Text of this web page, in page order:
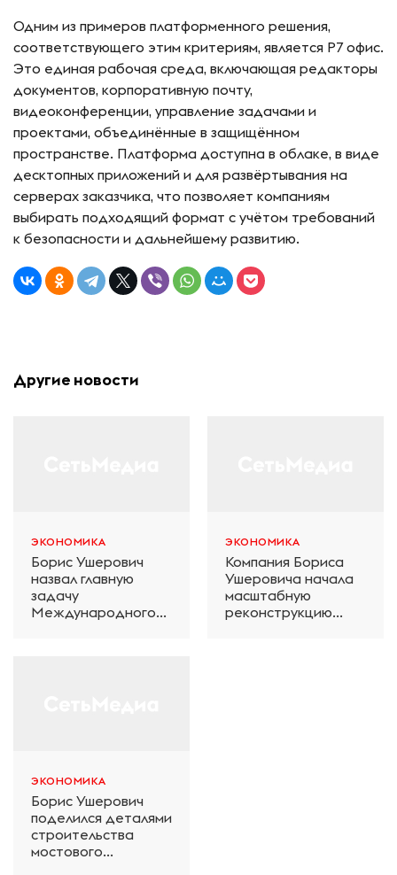
Одним из примеров платформенного решения,
соответствующего этим критериям, является Р7 офис.
Это единая рабочая среда, включающая редакторы
документов, корпоративную почту,
видеоконференции, управление задачами и
проектами, объединённые в защищённом
пространстве. Платформа доступна в облаке, в виде
десктопных приложений и для развёртывания на
серверах заказчика, что позволяет компаниям
выбирать подходящий формат с учётом требований
к безопасности и дальнейшему развитию.
Другие новости
ЭКОНОМИКА
Борис Ушерович
назвал главную
задачу
Международного
ЭКОНОМИКА
Компания Бориса
Ушеровича начала
масштабную
реконструкцию
ЭКОНОМИКА
Борис Ушерович
поделился деталями
строительства
мостового